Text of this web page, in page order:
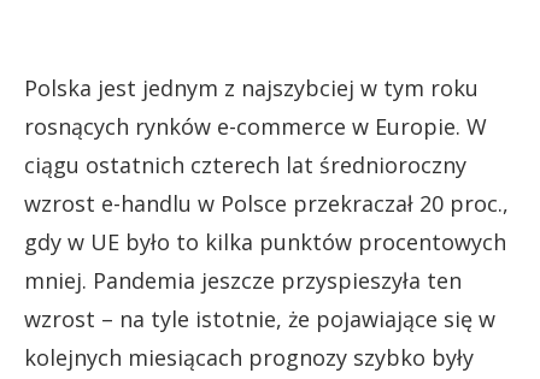
Polska jest jednym z najszybciej w tym roku
rosnących rynków e-commerce w Europie. W
ciągu ostatnich czterech lat średnioroczny
wzrost e-handlu w Polsce przekraczał 20 proc.,
gdy w UE było to kilka punktów procentowych
mniej. Pandemia jeszcze przyspieszyła ten
wzrost – na tyle istotnie, że pojawiające się w
kolejnych miesiącach prognozy szybko były